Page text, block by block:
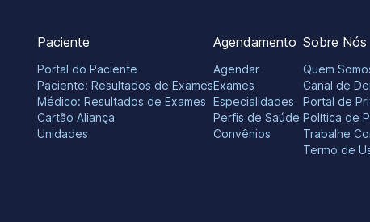
Paciente
Portal do Paciente
Paciente: Resultados de Exames
Médico: Resultados de Exames
Cartão Aliança
Unidades
Agendamento
Agendar
Exames
Especialidades
Perfis de Saúde
Convênios
Sobre Nós
Quem
Canal de
Portal de
Política de
Trabalhe
Termo de